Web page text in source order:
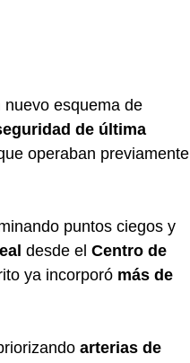
nuevo esquema de
de última
operaban previamente
puntos ciegos y
desde el Centro de
ya incorporó más de
arterias de